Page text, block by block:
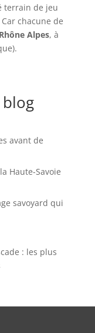
terrain de jeu
chacune de
Alpes, à
avant de
Haute-Savoie
savoyard qui
: les plus